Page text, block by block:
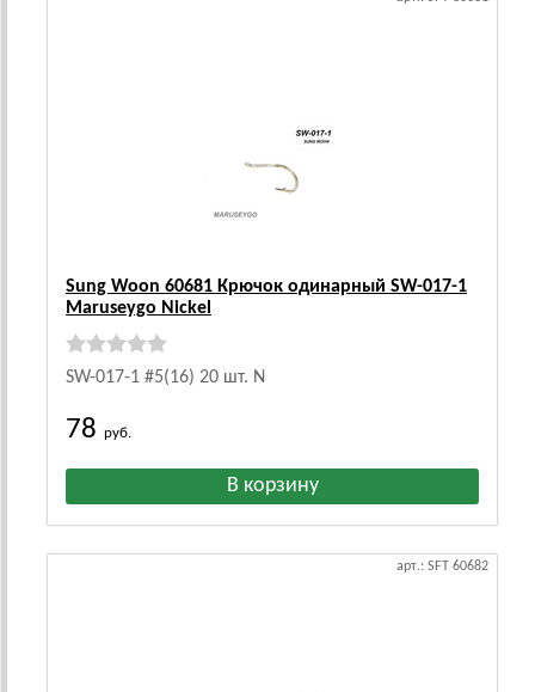
Sung Woon 60681 Крючок одинарный SW-017-1
Maruseygo Nickel
SW-017-1 #5(16) 20 шт. N
78 руб.
арт.: SFT 60682